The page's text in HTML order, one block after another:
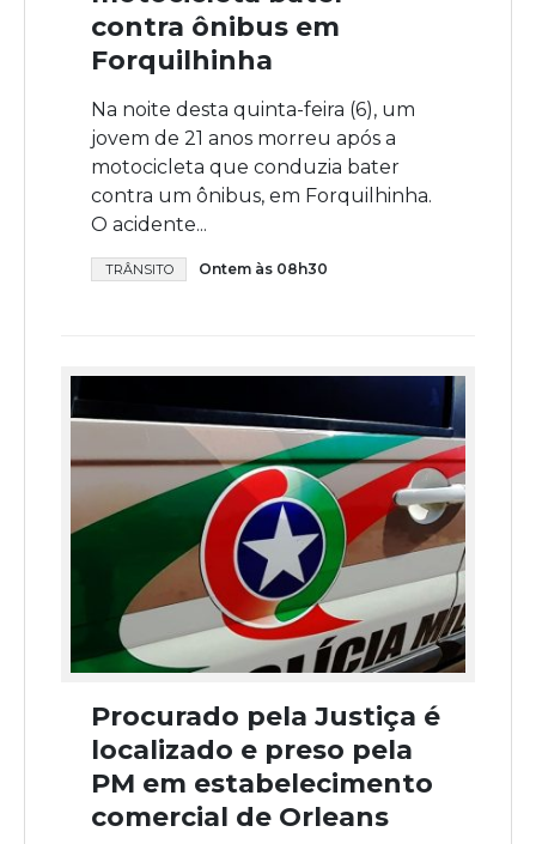
contra ônibus em
Forquilhinha
Na noite desta quinta-feira (6), um
jovem de 21 anos morreu após a
motocicleta que conduzia bater
contra um ônibus, em Forquilhinha.
O acidente...
TRÂNSITO Ontem às 08h30
Procurado pela Justiça é
localizado e preso pela
PM em estabelecimento
comercial de Orleans